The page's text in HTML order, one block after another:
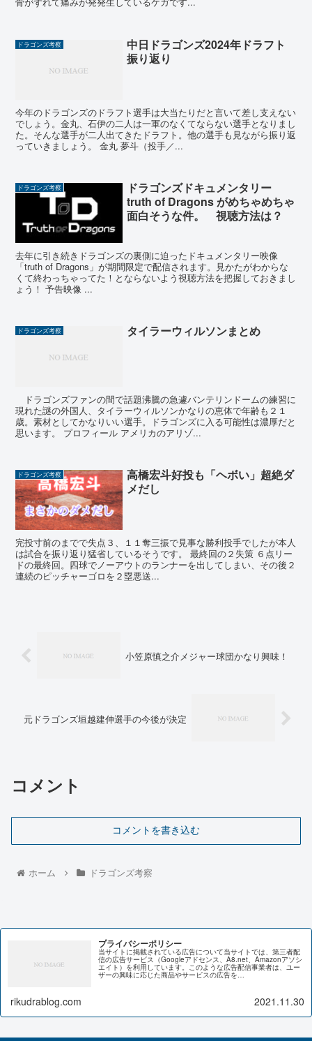
ドラゴンズ考察
中日ドラゴンズ2024年ドラフト
振り返り
今年のドラゴンズのドラフト選手は大当たりだと言いて差し支えない
でしょう。金丸、石伊の二人は一軍のなくてならない選手となりまし
た。そんな選手が二人出てきたドラフト。他の選手も見ながら振り返
っていきましょう。 金丸 夢斗（投手／...
ドラゴンズ考察
ドラゴンズドキュメンタリー
truth of Dragons がめちゃめちゃ
面白そうな件。 視聴方法は？
去年に引き続きドラゴンズの裏側に迫ったドキュメンタリー映像
「truth of Dragons」が期間限定で配信されます。見かたがわからな
くて終わっちゃってた！とならないよう視聴方法を把握しておきまし
ょう！ 予告映像 ...
ドラゴンズ考察 タイラーウィルソンまとめ
ドラゴンズファンの間で話題沸騰の急遽バンテリンドームの練習に
現れた謎の外国人、タイラーウィルソンかなりの恵体で年齢も２１
歳。素材としてかなりいい選手。ドラゴンズに入る可能性は濃厚だと
思います。 プロフィール アメリカのアリゾ...
ドラゴンズ考察
高橋宏斗好投も「ヘボい」超絶ダ
メだし
完投寸前のまでで失点３、１１奪三振で見事な勝利投手でしたが本人
は試合を振り返り猛省しているそうです。 最終回の２失策 ６点リー
ドの最終回。四球でノーアウトのランナーを出してしまい、その後２
連続のピッチャーゴロを２塁悪送...
小笠原慎之介メジャー球団かなり興味！
元ドラゴンズ垣越建伸選手の今後が決定
コメント
コメントを書き込む
ホーム ドラゴンズ考察
プライバシーポリシー
当サイトに掲載されている広告について当サイトでは、第三者配
信の広告サービス（Googleアドセンス、A8.net、Amazonアソシ
エイト）を利用しています。このような広告配信事業者は、ユー
ザーの興味に応じた商品やサービスの広告を…
rikudrablog.com 2021.11.30